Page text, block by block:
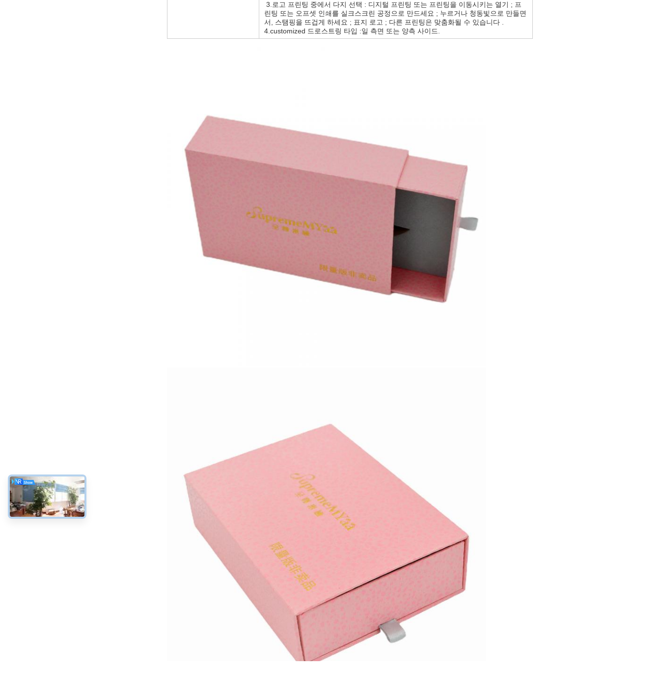
3.로고 프린팅 중에서 다지 선택 : 디지털 프린팅 또는 프린팅을 이동시키는 열기 ; 프
린팅 또는 오프셋 인쇄를 실크스크린 공정으로 만드세요 ; 누르거나 청동빛으로 만들면
서, 스탬핑을 뜨겁게 하세요 ; 표지 로고 ; 다른 프린팅은 맞춤화될 수 있습니다 .
4.customized 드로스트링 타입 :일 측면 또는 양측 사이드.